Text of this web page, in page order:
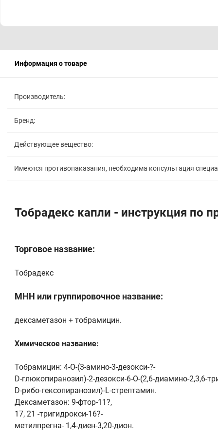
Информация о товаре
Производитель:
Бренд:
Действующее вещество:
Имеются противопаказания, необходима консультация
Тобрадекс капли - инструкция по
Торговое название:
Тобрадекс
МНН или группировочное название:
дексаметазон + тобрамицин.
Химическое название:
Тобрамицин: 4-О-(3-амино-3-дезокси-?-
D-глюкопиранозил)-2-дезокси-6-О-(2,6-диамино-2,3,6-
D-рибо-гексопиранозил)-L-стрептамин.
Дексаметазон: 9-фтор-11?,
17, 21 -тригидрокси-16?-
метилпрегна- 1,4-диен-3,20-дион.